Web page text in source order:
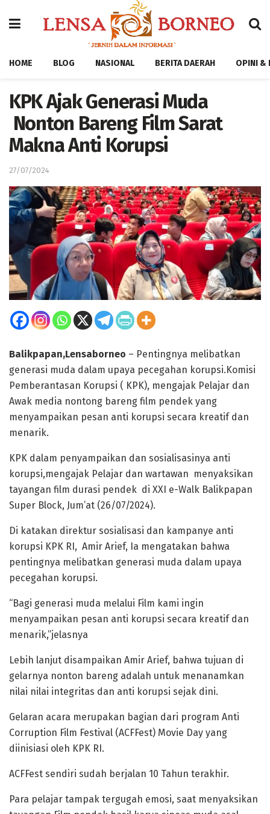
HOME BLOG NASIONAL BERITA DAERAH OPINI &
KPK Ajak Generasi Muda
Nonton Bareng Film Sarat
Makna Anti Korupsi
27/07/2024
Balikpapan,Lensaborneo – Pentingnya melibatkan
generasi muda dalam upaya pecegahan korupsi.Komisi
Pemberantasan Korupsi ( KPK), mengajak Pelajar dan
Awak media nontong bareng film pendek yang
menyampaikan pesan anti korupsi secara kreatif dan
menarik.
KPK dalam penyampaikan dan sosialisasinya anti
korupsi,mengajak Pelajar dan wartawan menyaksikan
tayangan film durasi pendek di XXI e-Walk Balikpapan
Super Block, Jum’at (26/07/2024).
Di katakan direktur sosialisasi dan kampanye anti
korupsi KPK RI, Amir Arief, Ia mengatakan bahwa
pentingnya melibatkan generasi muda dalam upaya
pecegahan korupsi.
“Bagi generasi muda melalui Film kami ingin
menyampaikan pesan anti korupsi secara kreatif dan
menarik,”jelasnya
Lebih lanjut disampaikan Amir Arief, bahwa tujuan di
gelarnya nonton bareng adalah untuk menanamkan
nilai nilai integritas dan anti korupsi sejak dini.
Gelaran acara merupakan bagian dari program Anti
Corruption Film Festival (ACFFest) Movie Day yang
diinisiasi oleh KPK RI.
ACFFest sendiri sudah berjalan 10 Tahun terakhir.
Para pelajar tampak tergugah emosi, saat menyaksikan